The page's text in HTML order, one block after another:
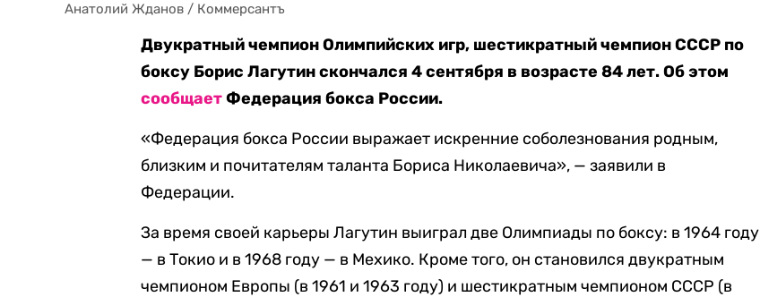
Анатолий Жданов / Коммерсантъ
Двукратный чемпион Олимпийских игр, шестикратный чемпион СССР по
боксу Борис Лагутин скончался 4 сентября в возрасте 84 лет. Об этом
сообщаетФедерация бокса России.
«Федерация бокса России выражает искренние соболезнования родным,
близким и почитателям таланта Бориса Николаевича», — заявили в
Федерации.
За время своей карьеры Лагутин выиграл две Олимпиады по боксу: в 1964 году
— в Токио и в 1968 году — в Мехико. Кроме того, он становился двукратным
чемпионом Европы (в 1961 и 1963 году) и шестикратным чемпионом СССР (в